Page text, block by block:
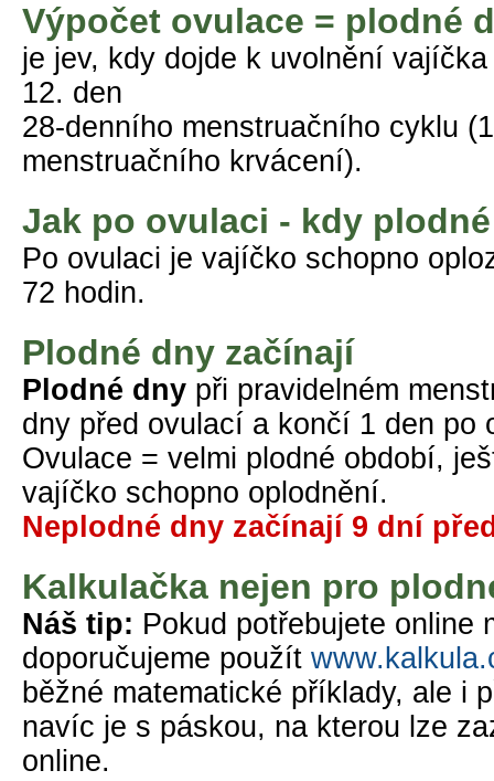
Výpočet ovulace = plodné
je jev, kdy dojde k uvolnění
12. den
28-denního menstruačního cyklu
menstruačního krvácení).
Jak po ovulaci - kdy
Po ovulaci je vajíčko schopno
72 hodin.
Plodné dny začínají
Plodné dny při pravidelném
dny před ovulací a končí 1 den po
Ovulace = velmi plodné období,
vajíčko schopno oplodnění.
Neplodné dny začínají 9 dní
Kalkulačka nejen pro
Náš tip: Pokud potřebujete online
doporučujeme použít
běžné matematické příklady, ale i
navíc je s páskou, na kterou lze
online.